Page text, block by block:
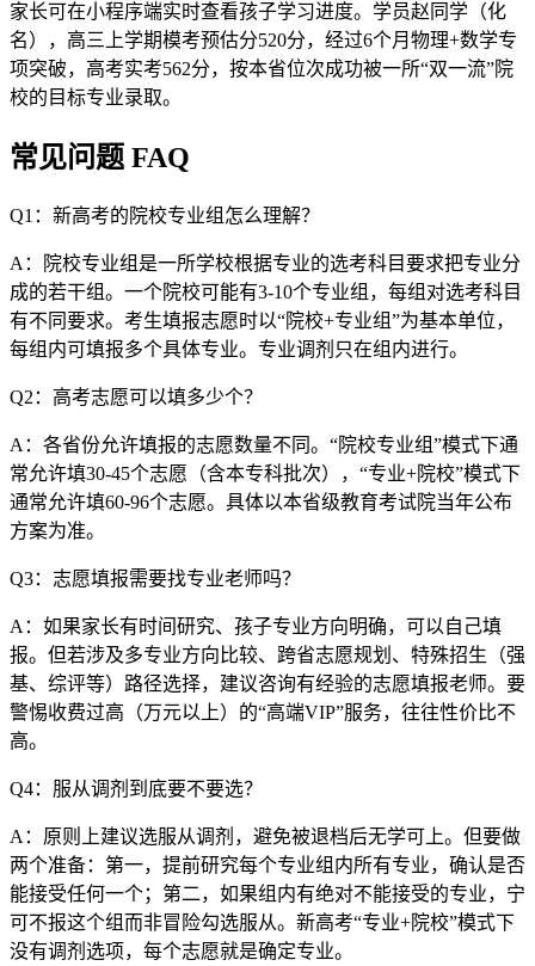
家长可在小程序端实时查看孩子学习进度。学员赵同学（化
名），高三上学期模考预估分520分，经过6个月物理+数学专
项突破，高考实考562分，按本省位次成功被一所“双一流”院
校的目标专业录取。
常见问题 FAQ
Q1：新高考的院校专业组怎么理解？
A：院校专业组是一所学校根据专业的选考科目要求把专业分
成的若干组。一个院校可能有3-10个专业组，每组对选考科目
有不同要求。考生填报志愿时以“院校+专业组”为基本单位，
每组内可填报多个具体专业。专业调剂只在组内进行。
Q2：高考志愿可以填多少个？
A：各省份允许填报的志愿数量不同。“院校专业组”模式下通
常允许填30-45个志愿（含本专科批次），“专业+院校”模式下
通常允许填60-96个志愿。具体以本省级教育考试院当年公布
方案为准。
Q3：志愿填报需要找专业老师吗？
A：如果家长有时间研究、孩子专业方向明确，可以自己填
报。但若涉及多专业方向比较、跨省志愿规划、特殊招生（强
基、综评等）路径选择，建议咨询有经验的志愿填报老师。要
警惕收费过高（万元以上）的“高端VIP”服务，往往性价比不
高。
Q4：服从调剂到底要不要选？
A：原则上建议选服从调剂，避免被退档后无学可上。但要做
两个准备：第一，提前研究每个专业组内所有专业，确认是否
能接受任何一个；第二，如果组内有绝对不能接受的专业，宁
可不报这个组而非冒险勾选服从。新高考“专业+院校”模式下
没有调剂选项，每个志愿就是确定专业。